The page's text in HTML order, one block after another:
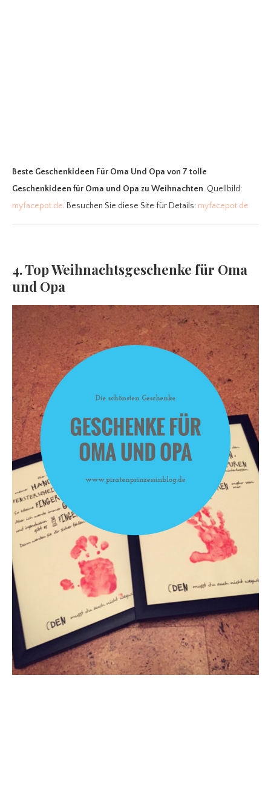
Beste Geschenkideen Für Oma Und Opa von 7 tolle
Geschenkideen für Oma und Opa zu Weihnachten. Quellbild:
myfacepot.de. Besuchen Sie diese Site für Details: myfacepot.de
4. Top Weihnachtsgeschenke für Oma
und Opa